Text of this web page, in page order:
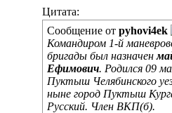
Цитата:
Сообщение от pyhovi4ek
Командиром 1-й
бригады был назначен
Ефимович. Родился 09
Пуктыш Челябинского
ныне город Пуктыш
Русский. Член ВКП(б).